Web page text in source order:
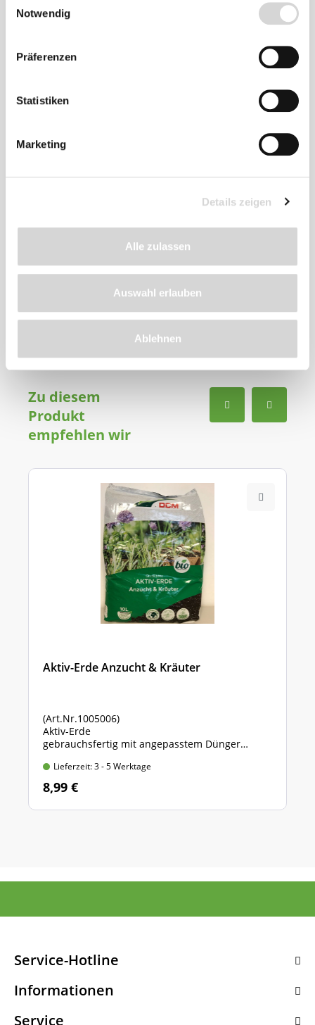
Notwendig
Präferenzen
Statistiken
Marketing
Details zeigen
Alle zulassen
Auswahl erlauben
Ablehnen
Stangenbohne 'Matilda' (Art.Nr. G171)
auffallend runde Hülsen, wie bei Buschbohnen
Packungsinhalt für ca. 12 Stangen
Zu diesem
Produkt
empfehlen wir
Aktiv-Erde Anzucht & Kräuter
(Art.Nr.1005006)
Aktiv-Erde
gebrauchsfertig mit angepasstem Dünger
Lieferzeit: 3 - 5 Werktage
8,99 €
Service-Hotline
Informationen
Service